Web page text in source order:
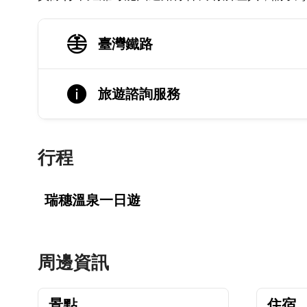
臺灣鐵路
旅遊諮詢服務
行程
瑞穗溫泉一日遊
周邊資訊